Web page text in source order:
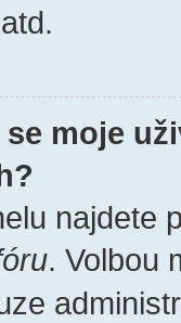
moje
najdete
. Volbou